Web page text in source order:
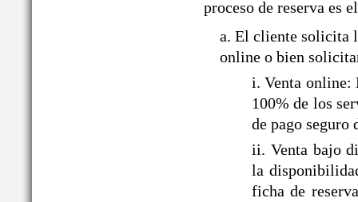
proceso de reserva es
a. El cliente solicita
online o bien
i. Venta online:
100% de los
de pago seguro
ii. Venta bajo
la
ficha de